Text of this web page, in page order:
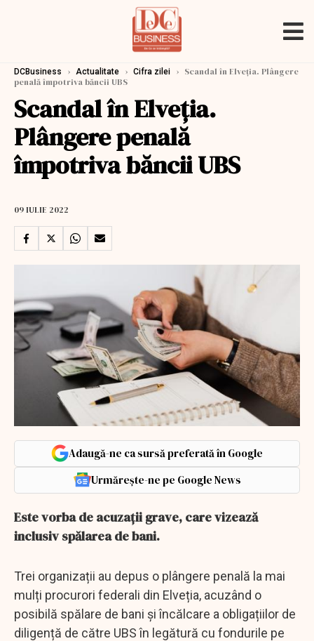
DCBusiness › Actualitate › Cifra zilei › Scandal în Elveția. Plângere
penală împotriva băncii UBS
Scandal în Elveția.
Plângere penală
împotriva băncii UBS
09 IULIE 2022
Adaugă-ne ca sursă preferată în Google
Urmărește-ne pe Google News
Este vorba de acuzații grave, care vizează
inclusiv spălarea de bani.
Trei organizații au depus o plângere penală la mai
mulți procurori federali din Elveția, acuzând o
posibilă spălare de bani și încălcare a obligațiilor de
diligență de către UBS în legătură cu fondurile pe